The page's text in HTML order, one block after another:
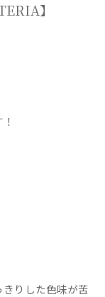
】
りした色味が苦